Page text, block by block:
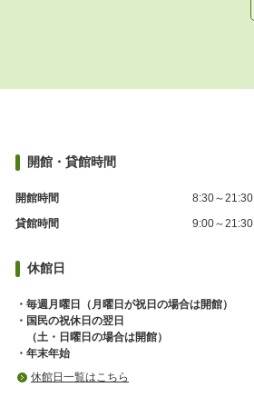
開館・貸館時間
開館時間
8:30～21:30
貸館時間
9:00～21:30
休館日
・毎週月曜日（月曜日が祝日の場合は開館）
・国民の祝休日の翌日
（土・日曜日の場合は開館）
・年末年始
休館日一覧はこちら